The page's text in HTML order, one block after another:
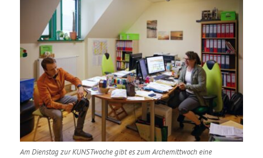
Am Dienstag zur KUNSTwoche gibt es zum Archemittwoch eine